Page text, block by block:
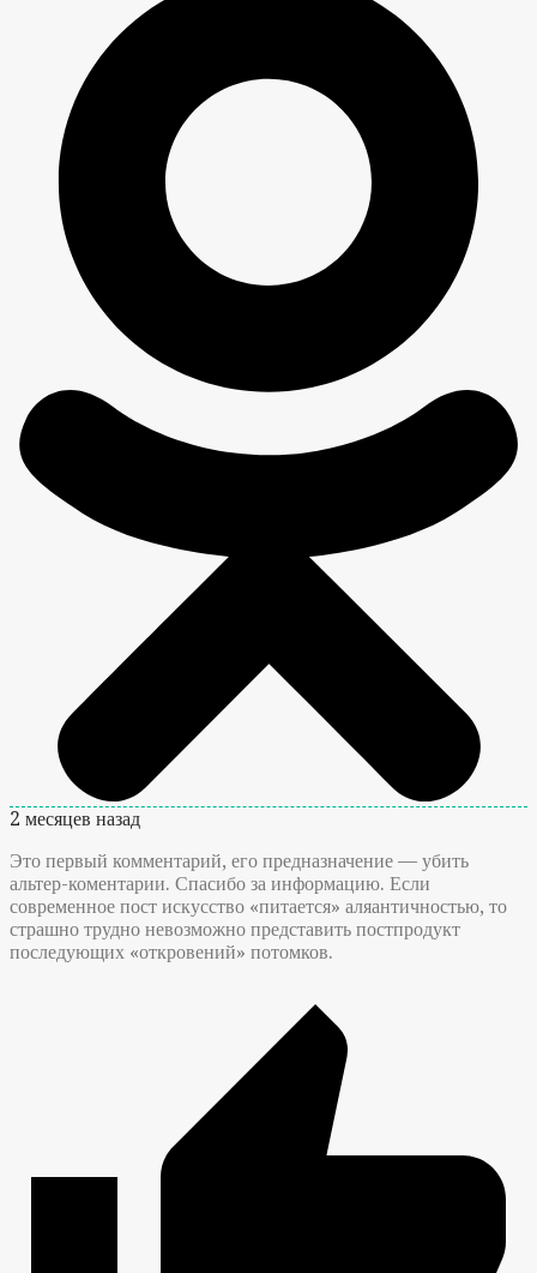
2 месяцев назад
Это первый комментарий, его предназначение — убить
альтер-коментарии. Спасибо за информацию. Если
современное пост искусство «питается» аляантичностью, то
страшно трудно невозможно представить постпродукт
последующих «откровений» потомков.